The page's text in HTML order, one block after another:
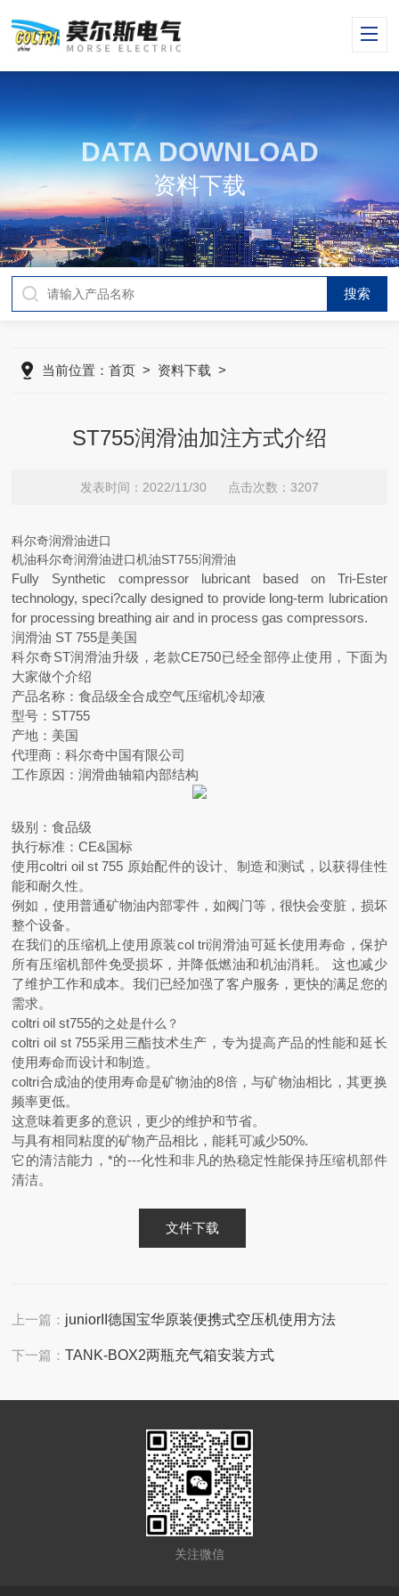
DATA DOWNLOAD
资料下载
当前位置：首页 > 资料下载 >
ST755润滑油加注方式介绍
发表时间：2022/11/30 点击次数：3207
科尔奇润滑油进口
机油科尔奇润滑油进口机油ST755润滑油
Fully Synthetic compressor lubricant based on Tri-Ester
technology, speci?cally designed to provide long-term lubrication
for processing breathing air and in process gas compressors.
润滑油 ST 755是美国
科尔奇ST润滑油升级，老款CE750已经全部停止使用，下面为
大家做个介绍
产品名称：食品级全合成空气压缩机冷却液
型号：ST755
产地：美国
代理商：科尔奇中国有限公司
工作原因：润滑曲轴箱内部结构
级别：食品级
执行标准：CE&国标
使用coltri oil st 755 原始配件的设计、制造和测试，以获得佳性
能和耐久性。
例如，使用普通矿物油内部零件，如阀门等，很快会变脏，损坏
整个设备。
在我们的压缩机上使用原装col tri润滑油可延长使用寿命，保护
所有压缩机部件免受损坏，并降低燃油和机油消耗。 这也减少
了维护工作和成本。我们已经加强了客户服务，更快的满足您的
需求。
coltri oil st755的之处是什么？
coltri oil st 755采用三酯技术生产，专为提高产品的性能和延长
使用寿命而设计和制造。
coltri合成油的使用寿命是矿物油的8倍，与矿物油相比，其更换
频率更低。
这意味着更多的意识，更少的维护和节省。
与具有相同粘度的矿物产品相比，能耗可减少50%.
它的清洁能力，*的---化性和非凡的热稳定性能保持压缩机部件
清洁。
文件下载
上一篇： juniorII德国宝华原装便携式空压机使用方法
下一篇：TANK-BOX2两瓶充气箱安装方式
关注微信